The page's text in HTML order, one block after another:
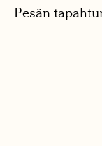
Pesän